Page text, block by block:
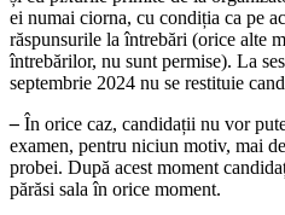
ei numai ciorna, cu condiția ca pe
răspunsurile la întrebări (orice alte
întrebărilor, nu sunt permise). La
septembrie 2024 nu se restituie
– În orice caz, candidații nu vor
examen, pentru niciun motiv, mai
probei. După acest moment
părăsi sala în orice moment.